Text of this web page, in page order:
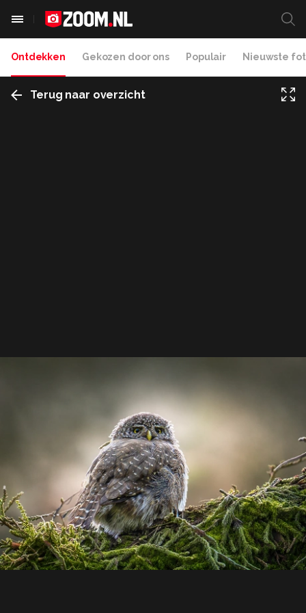
Ontdekken Gekozen door ons Populair Nieuwste
Terug naar overzicht